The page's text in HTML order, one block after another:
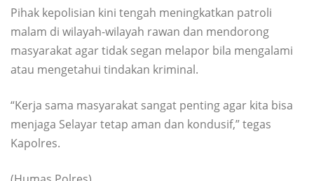
Pihak kepolisian kini tengah meningkatkan patroli
malam di wilayah-wilayah rawan dan mendorong
masyarakat agar tidak segan melapor bila mengalami
atau mengetahui tindakan kriminal.
“Kerja sama masyarakat sangat penting agar kita bisa
menjaga Selayar tetap aman dan kondusif,” tegas
Kapolres.